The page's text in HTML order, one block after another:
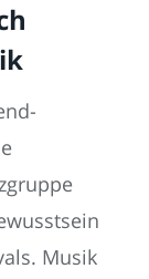
Musik